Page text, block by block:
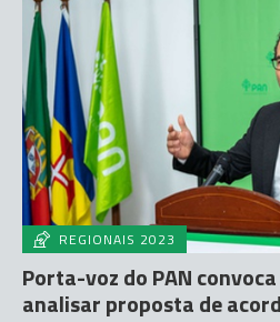
REGIONAIS 2023
Porta-voz do PAN
analisar proposta de